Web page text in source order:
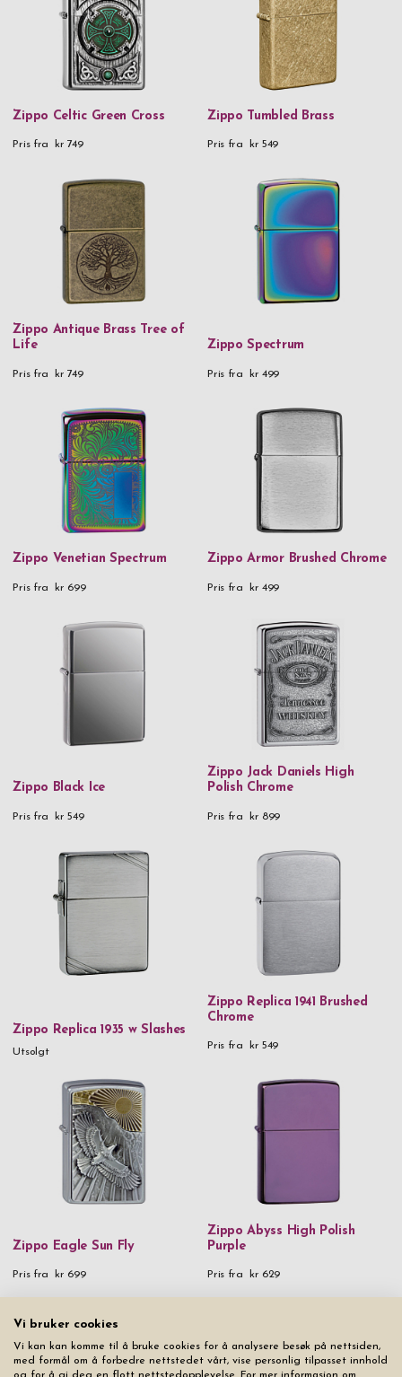
Zippo Celtic Green Cross
Pris fra kr 749
Zippo Tumbled Brass
Pris fra kr 549
Zippo Antique Brass Tree of
Life
Pris fra kr 749
Zippo Spectrum
Pris fra kr 499
Zippo Venetian Spectrum
Pris fra kr 699
Zippo Armor Brushed Chrome
Pris fra kr 499
Zippo Black Ice
Pris fra kr 549
Zippo Jack Daniels High
Polish Chrome
Pris fra kr 899
Zippo Replica 1935 w Slashes
Utsolgt
Zippo Replica 1941 Brushed
Chrome
Pris fra kr 549
Zippo Eagle Sun Fly
Pris fra kr 699
Zippo Abyss High Polish
Purple
Pris fra kr 629
Vi bruker cookies
Vi kan kan komme til å bruke cookies for å analysere besøk på nettsiden,
med formål om å forbedre nettstedet vårt, vise personlig tilpasset innhold
og for å gi deg en flott nettstedopplevelse. For mer informasjon om